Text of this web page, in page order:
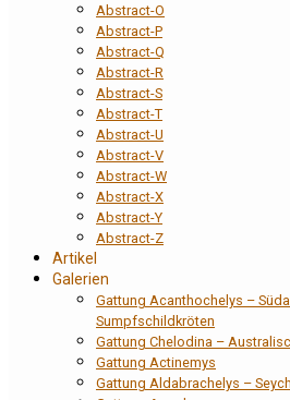
Abstract-O
Abstract-P
Abstract-Q
Abstract-R
Abstract-S
Abstract-T
Abstract-U
Abstract-V
Abstract-W
Abstract-X
Abstract-Y
Abstract-Z
Artikel
Galerien
Gattung Acanthochelys –
Sumpfschildkröten
Gattung Chelodina –
Gattung Actinemys
Gattung Aldabrachelys –